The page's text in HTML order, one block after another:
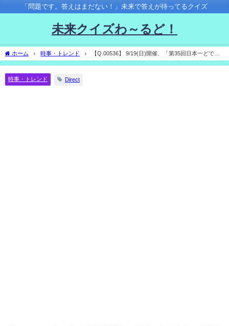
「問題です。答えはまだない！」未来で答えが待ってるクイズ
未来クイズわ～るど！
ホーム 時事・トレンド
【Q.00536】 9/19(日)開催、「第35回日本一どでカ
ボチャ大会」。 この日決まる日本一のどでカボチャの重量は？
時事・トレンド Direct